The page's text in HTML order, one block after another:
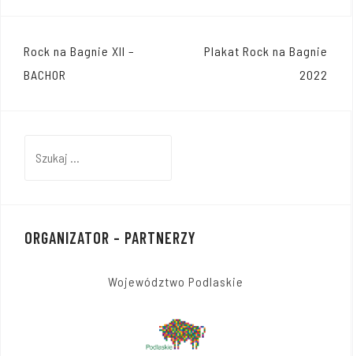
Nawigacja
wpisu
Rock na Bagnie XII –
BACHOR
Plakat Rock na Bagnie
2022
ORGANIZATOR – PARTNERZY
Województwo Podlaskie